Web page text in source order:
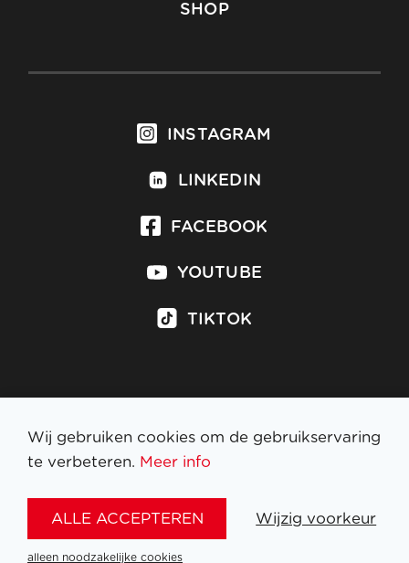
SHOP
INSTAGRAM
LINKEDIN
FACEBOOK
YOUTUBE
TIKTOK
Inschrijven op nieuwsbrief
Wij gebruiken cookies om de gebruikservaring
te verbeteren. Meer info
ALLE ACCEPTEREN Wijzig voorkeur
alleen noodzakelijke cookies